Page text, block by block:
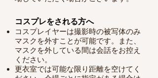
コスプレをされる方へ
コスプレイヤーは撮影時の被写体のみ
マスクを外すことが可能です。また、
マスクを外している間は会話をお控え
ください。
更衣室では可能な限り距離を空けてく